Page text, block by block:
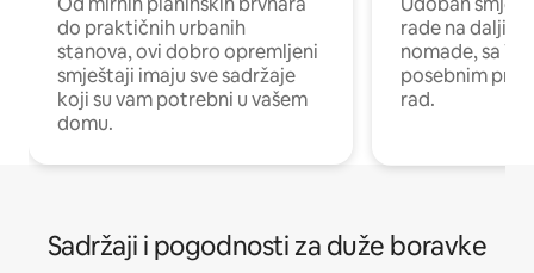
do praktičnih urbanih
stanova, ovi dobro opremljeni
smještaji imaju sve sadržaje
koji su vam potrebni u vašem
domu.
rade na
nomade, sa
posebnim
rad.
Sadržaji i pogodnosti za duže boravke